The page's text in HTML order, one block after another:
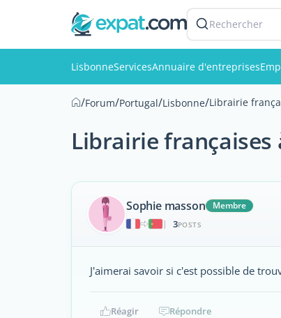
Rechercher
LisbonneServicesAnnuaire d'entreprises
/Forum/Portugal/Lisbonne/Librairie
Librairie françaises
Sophie masson
Membre
|
3POSTS
J'aimerai savoir si c'est possible de
Réagir Répondre